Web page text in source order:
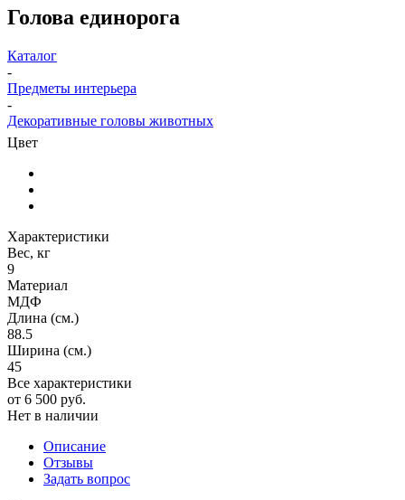
Голова единорога
Каталог
-
Предметы интерьера
-
Декоративные головы животных
Цвет
Характеристики
Вес, кг
9
Материал
МДФ
Длина (см.)
88.5
Ширина (см.)
45
Все характеристики
от 6 500 руб.
Нет в наличии
Описание
Отзывы
Задать вопрос